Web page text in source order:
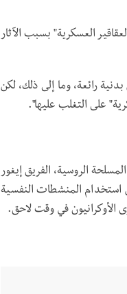
العسكرية" بسبب الآثار
رائعة، وما إلى ذلك، لكن
على التغلب عليها".
المسلحة الروسية، الفريق إيغور
المنشطات النفسية
الأوكرانيون في وقت لاحق.